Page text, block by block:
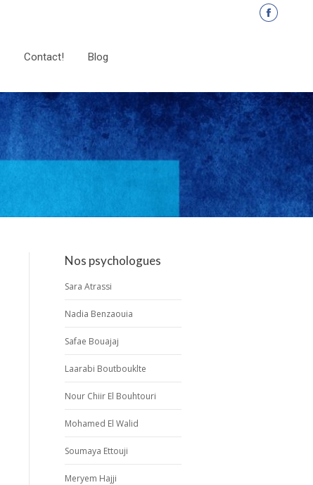
La
dans
une
nouvelle
fenêtre
Contact! Blog
Nos psychologues
Sara Atrassi
Nadia Benzaouia
Safae Bouajaj
Laarabi Boutbouklte
Nour Chiir El Bouhtouri
Mohamed El Walid
Soumaya Ettouji
Meryem Hajji